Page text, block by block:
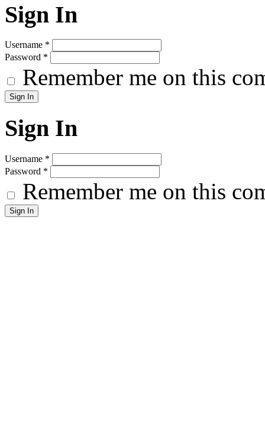
Sign In
Username *
Password *
Remember me on this
Sign In
Username *
Password *
Remember me on this